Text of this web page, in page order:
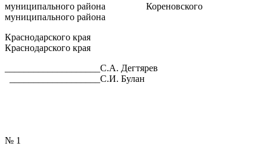
муниципального района Кореновского
муниципального района
Краснодарского края
Краснодарского края
____________________С.А. Дегтярев
___________________С.И. Булан
№ 1